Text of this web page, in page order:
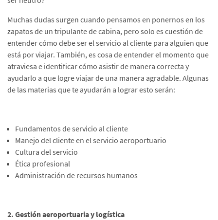
Muchas dudas surgen cuando pensamos en ponernos en los
zapatos de un tripulante de cabina, pero solo es cuestión de
entender cómo debe ser el servicio al cliente para alguien que
está por viajar. También, es cosa de entender el momento que
atraviesa e identificar cómo asistir de manera correcta y
ayudarlo a que logre viajar de una manera agradable. Algunas
de las materias que te ayudarán a lograr esto serán:
Fundamentos de servicio al cliente
Manejo del cliente en el servicio aeroportuario
Cultura del servicio
Ética profesional
Administración de recursos humanos
2. Gestión aeroportuaria y logística